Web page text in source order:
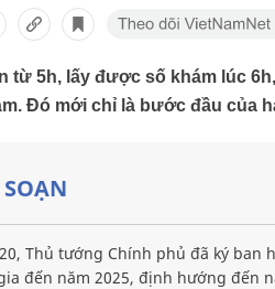
từ 5h, lấy được số khám lúc
Đó mới chỉ là bước đầu của
Thủ tướng Chính phủ đã ký ban
đến năm 2025, định hướng đến